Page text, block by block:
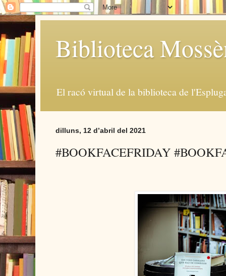
Biblioteca
El racó virtual de la biblioteca de
dilluns, 12 d’abril del 2021
#BOOKFACEFRIDAY